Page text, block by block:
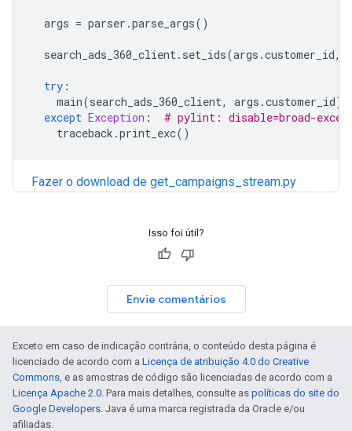
args = parser .parse_args()
search_ads_360_client. set_ids(args .customer_id,
try :
main(search_ads_360_client, args .customer_id)
except Exception :
# pylint: disable=broad-
traceback .print_exc()
Fazer o download de get_campaigns_stream.py
Isso foi útil?
Envie comentários
Exceto em caso de indicação contrária, o conteúdo desta página é
licenciado de acordo com a Licença de atribuição 4.0 do Creative
Commons, e as amostras de código são licenciadas de acordo com a
Licença Apache 2.0. Para mais detalhes, consulte as políticas do site do
Google Developers. Java é uma marca registrada da Oracle e/ou
afiliadas.